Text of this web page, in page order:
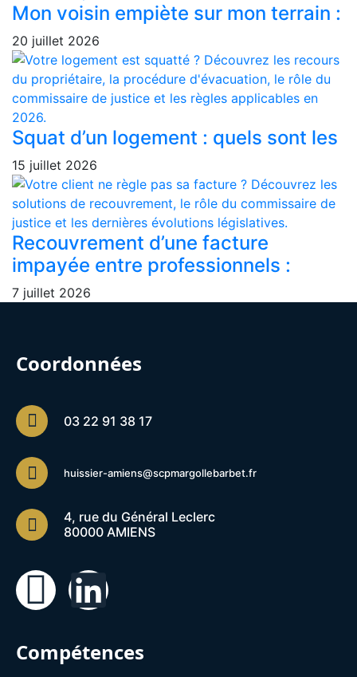
Mon voisin empiète sur mon terrain :
20 juillet 2026
Squat d’un logement : quels sont les
15 juillet 2026
Recouvrement d’une facture
impayée entre professionnels :
7 juillet 2026
Coordonnées
03 22 91 38 17
huissier-amiens@scpmargollebarbet.fr
4, rue du Général Leclerc
80000 AMIENS
Compétences